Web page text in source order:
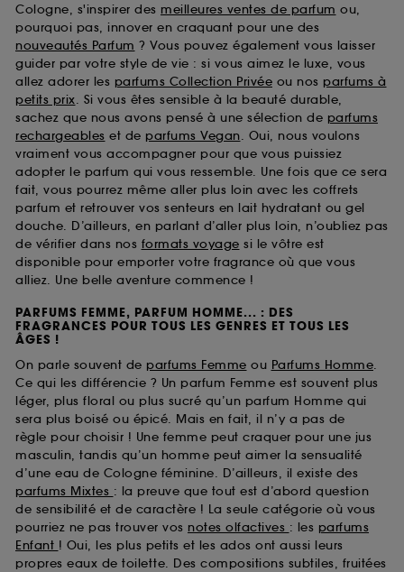
Cologne, s'inspirer des meilleures ventes de parfum ou,
pourquoi pas, innover en craquant pour une des
nouveautés Parfum ? Vous pouvez également vous laisser
guider par votre style de vie : si vous aimez le luxe, vous
allez adorer les parfums Collection Privée ou nos parfums à
petits prix. Si vous êtes sensible à la beauté durable,
sachez que nous avons pensé à une sélection de parfums
rechargeables et de parfums Vegan. Oui, nous voulons
vraiment vous accompagner pour que vous puissiez
adopter le parfum qui vous ressemble. Une fois que ce sera
fait, vous pourrez même aller plus loin avec les coffrets
parfum et retrouver vos senteurs en lait hydratant ou gel
douche. D’ailleurs, en parlant d’aller plus loin, n’oubliez pas
de vérifier dans nos formats voyage si le vôtre est
disponible pour emporter votre fragrance où que vous
alliez. Une belle aventure commence !
PARFUMS FEMME, PARFUM HOMME... : DES
FRAGRANCES POUR TOUS LES GENRES ET TOUS LES
ÂGES !
On parle souvent de parfums Femme ou Parfums Homme.
Ce qui les différencie ? Un parfum Femme est souvent plus
léger, plus floral ou plus sucré qu’un parfum Homme qui
sera plus boisé ou épicé. Mais en fait, il n’y a pas de
règle pour choisir ! Une femme peut craquer pour une jus
masculin, tandis qu’un homme peut aimer la sensualité
d’une eau de Cologne féminine. D’ailleurs, il existe des
parfums Mixtes : la preuve que tout est d’abord question
de sensibilité et de caractère ! La seule catégorie où vous
pourriez ne pas trouver vos notes olfactives : les parfums
Enfant ! Oui, les plus petits et les ados ont aussi leurs
propres eaux de toilette. Des compositions subtiles, fruitées